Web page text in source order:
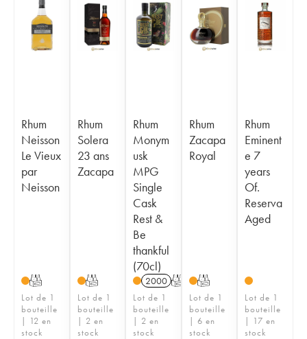
Rhum
Neisson
Le Vieux
par
Neisson
T
Lot de 1
bouteille
| 12 en
stock
Rhum
Solera
23 ans
Zacapa
T
Lot de 1
bouteille
| 2 en
stock
Rhum
Monym
usk
MPG
Single
Cask
Rest &
Be
thankful
(70cl)
2000 T
Lot de 1
bouteille
| 2 en
stock
Rhum
Zacapa
Royal
T
Lot de 1
bouteille
| 6 en
stock
Rhum
Eminent
e 7
years
Of.
Reserva
Aged
Lot de 1
bouteille
| 17 en
stock